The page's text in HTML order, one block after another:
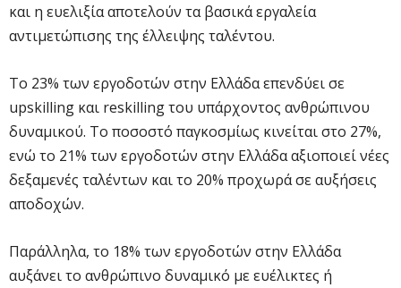
και η ευελιξία αποτελούν τα βασικά εργαλεία
αντιμετώπισης της έλλειψης ταλέντου.
Το 23% των εργοδοτών στην Ελλάδα επενδύει σε
upskilling και reskilling του υπάρχοντος ανθρώπινου
δυναμικού. Το ποσοστό παγκοσμίως κινείται στο 27%,
ενώ το 21% των εργοδοτών στην Ελλάδα αξιοποιεί νέες
δεξαμενές ταλέντων και το 20% προχωρά σε αυξήσεις
αποδοχών.
Παράλληλα, το 18% των εργοδοτών στην Ελλάδα
αυξάνει το ανθρώπινο δυναμικό με ευέλικτες ή